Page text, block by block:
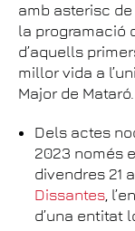
amb asterisc de
la programació
d’aquells
millor vida a
Major de Mataró.
Dels actes
2023 només
divendres 21
Dissantes,
d’una entitat